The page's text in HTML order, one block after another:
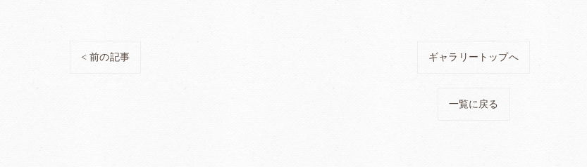
< 前の記事 ギャラリートップへ
一覧に戻る